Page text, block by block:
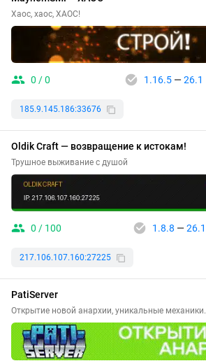
Хаос, хаос, ХАОС!
0 / 0 1.16.5— 26.1
185.9.145.186:33676
Oldik Craft — возвращение к истокам!
Трушное выживание с душой
0 / 100 1.8.8 — 26.1
217.106.107.160:27225
PatiServer
Открытие новой анархии, уникальные механики.